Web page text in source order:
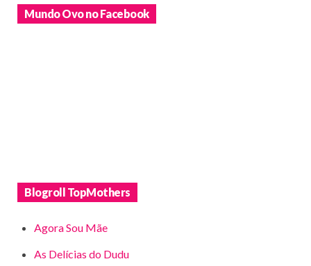
Mundo Ovo no Facebook
Blogroll TopMothers
Agora Sou Mãe
As Delícias do Dudu